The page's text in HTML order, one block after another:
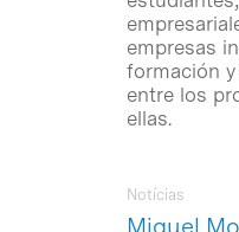
empresas
formación
entre los
ellas.
Miquel
Notícias